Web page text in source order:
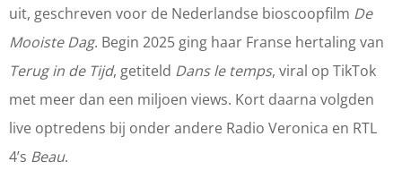
h
e
a
t
e
t
t
h
e
a
t
t
h
e
a
uit, geschreven voor de Nederlandse bioscoopfilm De
Mooiste Dag. Begin 2025 ging haar Franse hertaling van
Terug in de Tijd, getiteld Dans le temps, viral op TikTok
met meer dan een miljoen views. Kort daarna volgden
live optredens bij onder andere Radio Veronica en RTL
4’s Beau.